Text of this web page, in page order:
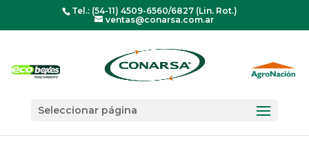
Tel.: (54-11) 4509-6560/6827 (Lin. Rot.)
ventas@conarsa.com.ar
Seleccionar página